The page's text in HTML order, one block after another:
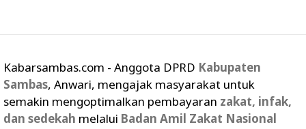
Kabarsambas.com - Anggota DPRD Kabupaten
Sambas, Anwari, mengajak masyarakat untuk
semakin mengoptimalkan pembayaran zakat, infak,
dan sedekah melalui Badan Amil Zakat Nasional